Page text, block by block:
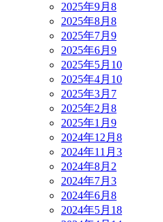
2025年9月 8
2025年8月 8
2025年7月 9
2025年6月 9
2025年5月 10
2025年4月 10
2025年3月 7
2025年2月 8
2025年1月 9
2024年12月 8
2024年11月 3
2024年8月 2
2024年7月 3
2024年6月 8
2024年5月 18